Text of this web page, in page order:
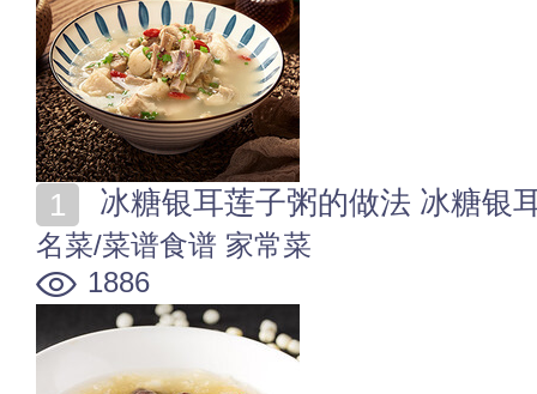
冰糖银耳莲子粥的做法 冰糖银
名菜/菜谱食谱 家常菜
1886